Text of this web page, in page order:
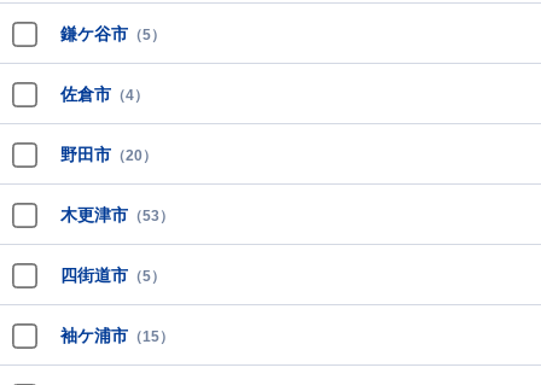
鎌ケ谷市 （5）
佐倉市 （4）
野田市 （20）
木更津市 （53）
四街道市 （5）
袖ケ浦市 （15）